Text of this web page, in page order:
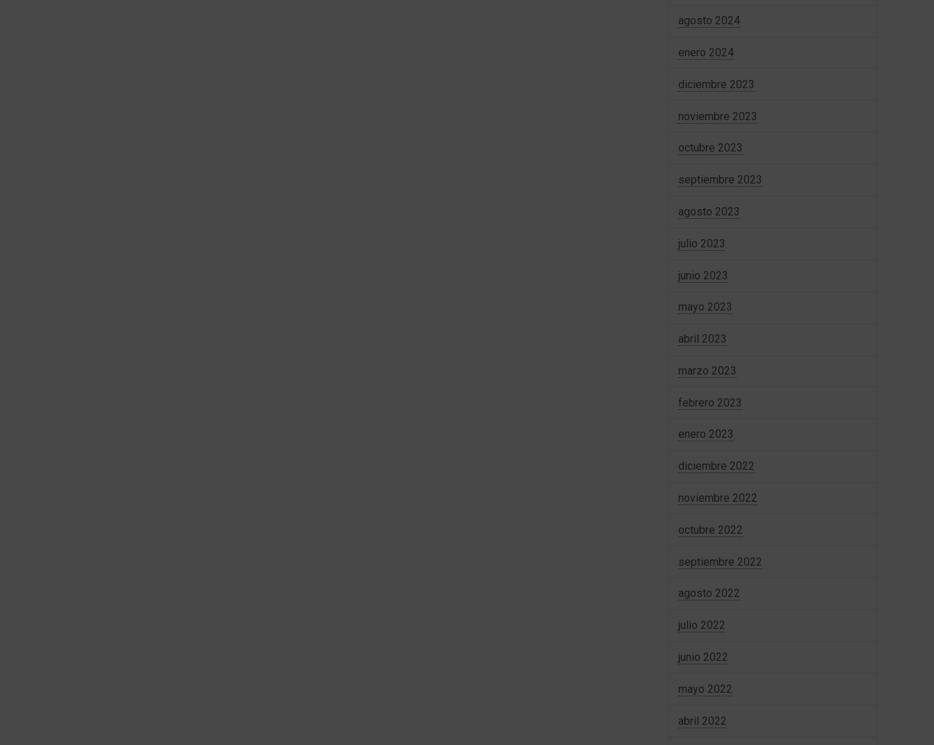
agosto 2024
enero 2024
diciembre 2023
noviembre 2023
octubre 2023
septiembre 2023
agosto 2023
julio 2023
junio 2023
mayo 2023
abril 2023
marzo 2023
febrero 2023
enero 2023
diciembre 2022
noviembre 2022
octubre 2022
septiembre 2022
agosto 2022
julio 2022
junio 2022
mayo 2022
abril 2022